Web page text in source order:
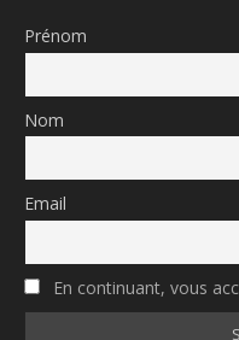
Prénom
Nom
Email
En continuant, vous